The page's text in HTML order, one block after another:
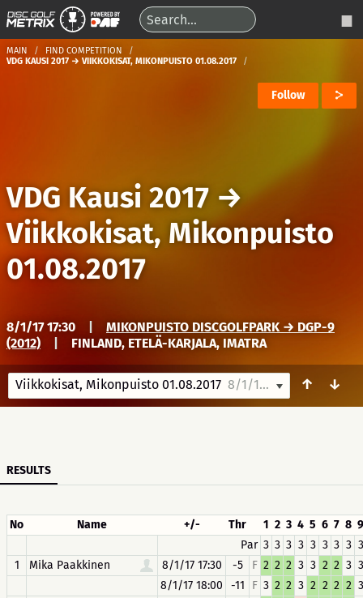
MAIN
FIND COMPETITION
VDG KAUSI 2017 → VIIKKOKISAT, MIKONPUISTO 01.08.2017
Follow
VDG Kausi 2017 →
Viikkokisat, Mikonpuisto
01.08.2017
8/1/17 17:30
MIKONPUISTO DISCGOLFPARK → DGP-9
(2012)
FINLAND, ETELÄ-KARJALA, IMATRA
Viikkokisat, Mikonpuisto 01.08.2017 8/1/17 17:30 ↑ ↓
RESULTS
No Name +/- Thr 1 2 3 4 5 6 7 8 9
Par 3 3 3 3 3 3 3 3 3
1
Mika Paakkinen 8/1/17 17:30 -5 F 2 2 2 3 3 2 2 3 3
8/1/17 18:00
-11 F 3 2 2 3 2 2 2 2 3